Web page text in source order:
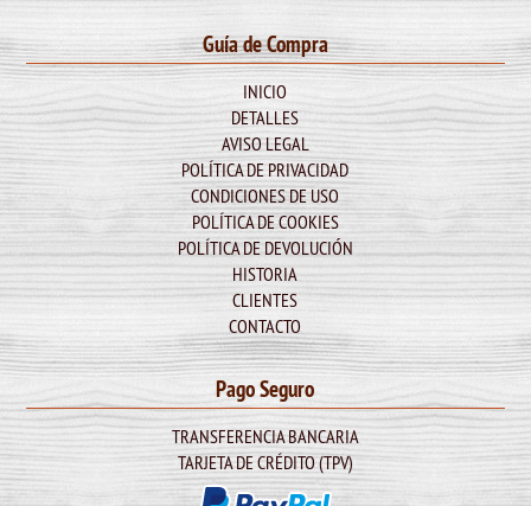
Guía de Compra
INICIO
DETALLES
AVISO LEGAL
POLÍTICA DE PRIVACIDAD
CONDICIONES DE USO
POLÍTICA DE COOKIES
POLÍTICA DE DEVOLUCIÓN
HISTORIA
CLIENTES
CONTACTO
Pago Seguro
TRANSFERENCIA BANCARIA
TARJETA DE CRÉDITO (TPV)